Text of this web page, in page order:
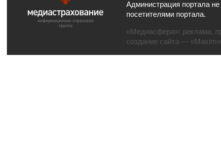
Администрация портала
посетителями портала.
«Медиасфера»: реклама,
создание сайта —